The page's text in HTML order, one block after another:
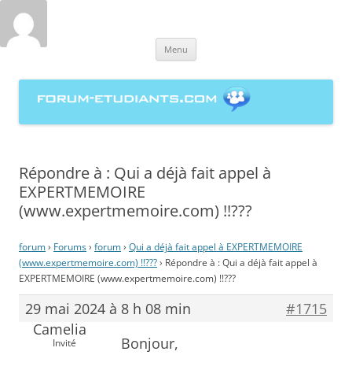
étudiante à la rédaction de
mémoires
Menu
Répondre à : Qui a déjà fait appel à
EXPERTMEMOIRE
(www.expertmemoire.com) !!???
forum› Forums› forum› Qui a déjà fait appel à EXPERTMEMOIRE
(www.expertmemoire.com) !!???› Répondre à : Qui a déjà fait appel à
EXPERTMEMOIRE (www.expertmemoire.com) !!???
29 mai 2024 à 8 h 08 min
#1715
Camelia
Invité
Bonjour,